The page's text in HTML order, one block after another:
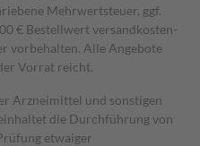
Mehrwertsteuer, ggf.
€ Bestell­wert versand­kosten­
vorbehalten. Alle Angebote
Vorrat reicht.
Arzneimittel und sonstigen
die Durchführung von
etwaiger